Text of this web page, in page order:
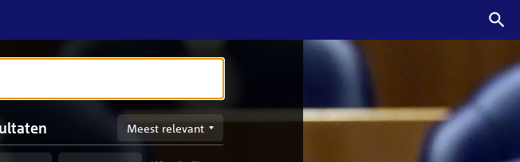
Sorteren
op
meest